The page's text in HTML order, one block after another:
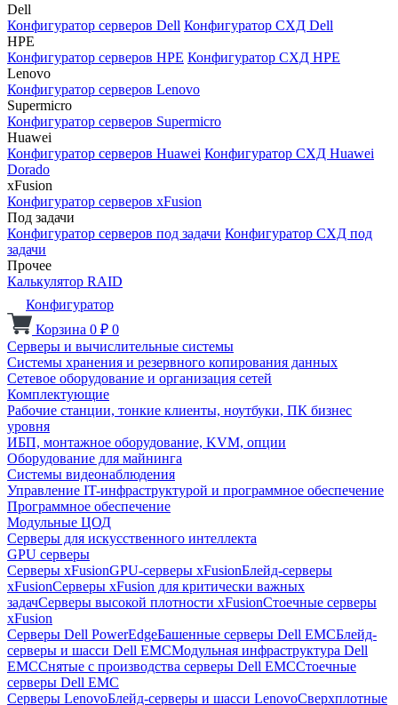
Dell
Конфигуратор серверов Dell Конфигуратор СХД Dell
HPE
Конфигуратор серверов HPE Конфигуратор СХД HPE
Lenovo
Конфигуратор серверов Lenovo
Supermicro
Конфигуратор серверов Supermicro
Huawei
Конфигуратор серверов Huawei Конфигуратор СХД Huawei
Dorado
xFusion
Конфигуратор серверов xFusion
Под задачи
Конфигуратор серверов под задачи Конфигуратор СХД под
задачи
Прочее
Калькулятор RAID
Конфигуратор
Корзина 0 ₽ 0
Серверы и вычислительные системы
Системы хранения и резервного копирования данных
Сетевое оборудование и организация сетей
Комплектующие
Рабочие станции, тонкие клиенты, ноутбуки, ПК бизнес
уровня
ИБП, монтажное оборудование, KVM, опции
Оборудование для майнинга
Системы видеонаблюдения
Управление IT-инфраструктурой и программное обеспечение
Программное обеспечение
Модульные ЦОД
Серверы для искусственного интеллекта
GPU серверы
Серверы xFusionGPU-серверы xFusionБлейд-серверы
xFusionСерверы xFusion для критически важных
задачСерверы высокой плотности xFusionСтоечные серверы
xFusion
Серверы Dell PowerEdgeБашенные серверы Dell EMCБлейд-
серверы и шасси Dell EMCМодульная инфраструктура Dell
EMCСнятые с производства серверы Dell EMCСтоечные
серверы Dell EMC
Серверы LenovoБлейд-серверы и шасси LenovoСверхплотные